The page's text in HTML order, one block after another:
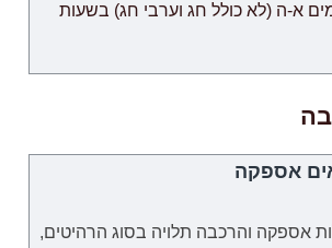
א-ה (לא כולל חג וערבי חג) בשעות
אספקה
אספקה והרכבה תלויה בסוג הרהיטים,